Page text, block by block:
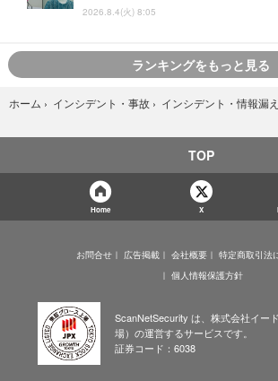
2026.8.4(火) 8:05
ランキングをもっと見る
ホーム › インシデント・事故 › インシデント・情報漏
TOP
Home X
お問合せ 広告掲載 会社概要
特定商取引法
個人情報保護方針
ScanNetSecurity は、株式会社イー
場）の運営するサービスです。
証券コード：6038